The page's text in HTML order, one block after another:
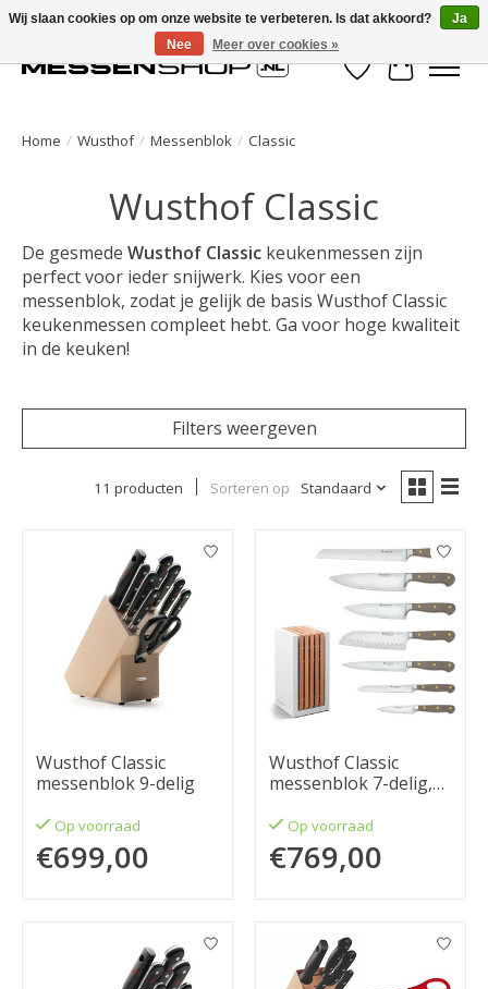
Verlanglijst
Home / Wusthof / Messenblok / Classic
Wusthof Classic
De gesmede Wusthof Classic keukenmessen zijn
perfect voor ieder snijwerk. Kies voor een
messenblok, zodat je gelijk de basis Wusthof Classic
keukenmessen compleet hebt. Ga voor hoge kwaliteit
in de keuken!
Filters weergeven
11 producten Sorteren op Standaard
Wusthof Classic
messenblok 9-delig
Op voorraad
€699,00
Wusthof Classic
messenblok 7-delig,
Op voorraad
€769,00
Wij slaan cookies op om onze website te verbeteren. Is dat akkoord?
Ja
Nee
Meer over cookies »